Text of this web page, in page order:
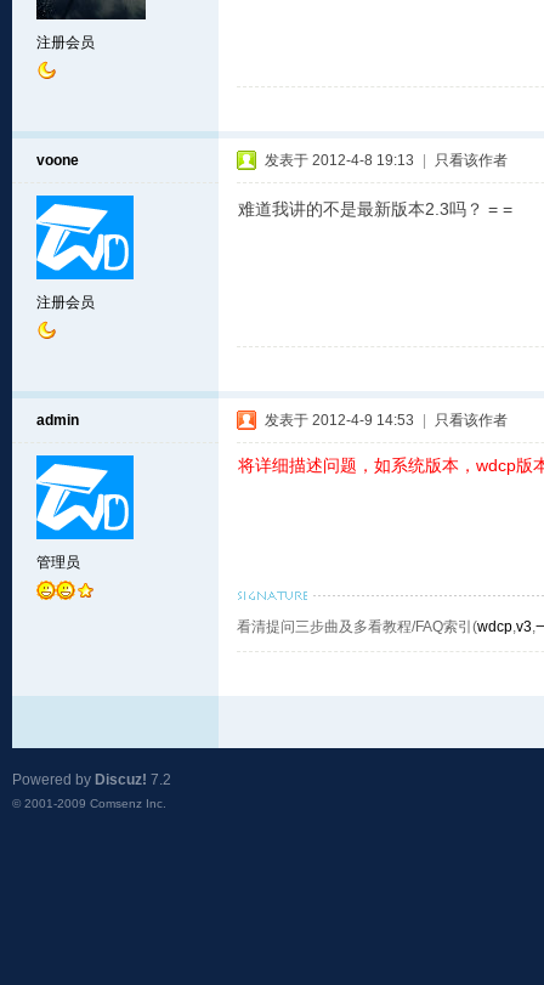
注册会员
voone
注册会员
发表于 2012-4-8 19:13 只看该作者
难道我讲的不是最新版本2.3吗？ = =
admin
管理员
发表于 2012-4-9 14:53 只看该作者
将详细描述问题，如系统版本，wdcp版
看清提问三步曲及多看教程/FAQ索引(wdcp,v3,
Powered by Discuz! 7.2
© 2001-2009 Comsenz Inc.